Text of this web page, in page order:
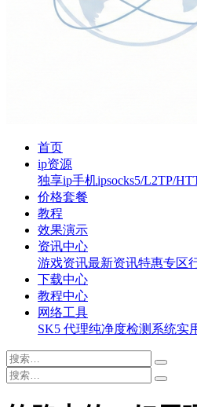
首页
ip资源
独享ip手机ipsocks5/L2TP/
价格套餐
教程
效果演示
资讯中心
游戏资讯最新资讯特惠专区
下载中心
教程中心
网络工具
SK5 代理纯净度检测系统实